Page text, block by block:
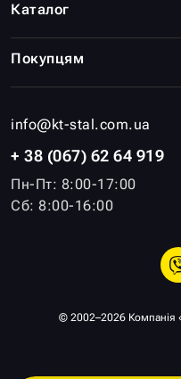
info@kt-stal.com.ua
+ 38 (067) 62 64 919
Пн-Пт: 8:00-17:00
Сб: 8:00-16:00
Каталог
Покупцям
© 2002–2026 Компанія